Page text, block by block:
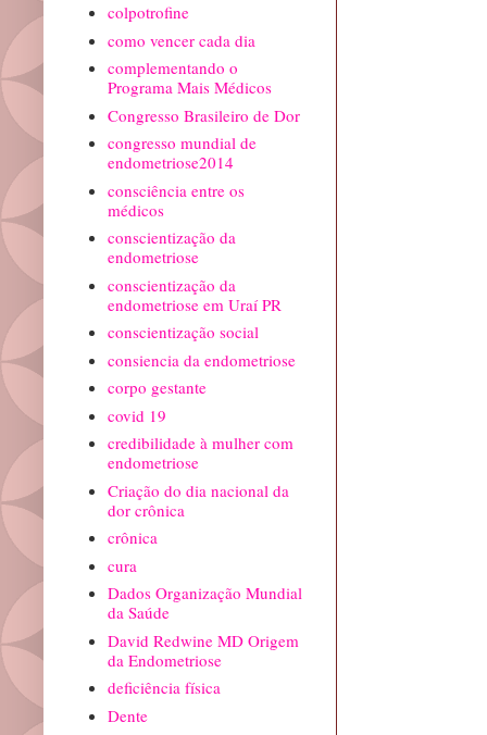
colpotrofine
como vencer cada dia
complementando o
Programa Mais Médicos
Congresso Brasileiro de Dor
congresso mundial de
endometriose2014
consciência entre os
médicos
conscientização da
endometriose
conscientização da
endometriose em Uraí PR
conscientização social
consiencia da endometriose
corpo gestante
covid 19
credibilidade à mulher com
endometriose
Criação do dia nacional da
dor crônica
crônica
cura
Dados Organização Mundial
da Saúde
David Redwine MD Origem
da Endometriose
deficiência física
Dente